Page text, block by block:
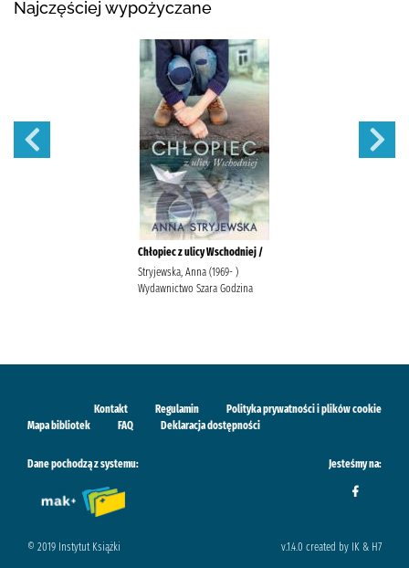
Najczęściej wypożyczane
Chłopiec z ulicy Wschodniej /
Stryjewska, Anna (1969- )
Wydawnictwo Szara Godzina
Kontakt Regulamin
Polityka prywatności i plików cookie
Mapa bibliotek
FAQ Deklaracja dostępności
Dane pochodzą z systemu: Jesteśmy na:
© 2019 Instytut Książki v.1.4.0 created by IK & H7